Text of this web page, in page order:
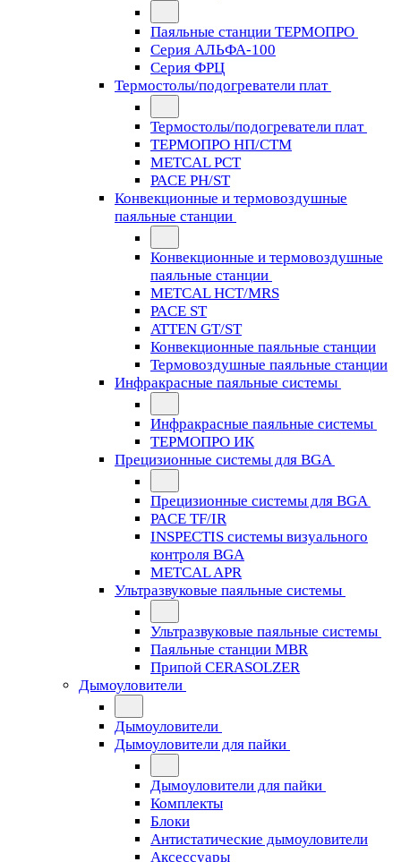
Паяльные станции ТЕРМОПРО
Серия АЛЬФА-100
Серия ФРЦ
Термостолы/подогреватели плат
Термостолы/подогреватели плат
ТЕРМОПРО НП/СТМ
METCAL PCT
PACE PH/ST
Конвекционные и термовоздушные
паяльные станции
Конвекционные и термовоздушные
паяльные станции
METCAL HCT/MRS
PACE ST
ATTEN GT/ST
Конвекционные паяльные станции
Термовоздушные паяльные станции
Инфракрасные паяльные системы
Инфракрасные паяльные системы
ТЕРМОПРО ИК
Прецизионные системы для BGA
Прецизионные системы для BGA
PACE TF/IR
INSPECTIS системы визуального
контроля BGA
METCAL APR
Ультразвуковые паяльные системы
Ультразвуковые паяльные системы
Паяльные станции MBR
Припой CERASOLZER
Дымоуловители
Дымоуловители
Дымоуловители для пайки
Дымоуловители для пайки
Комплекты
Блоки
Антистатические дымоуловители
Аксессуары